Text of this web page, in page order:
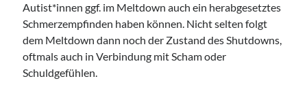
Autist*innen ggf. im Meltdown auch ein herabgesetztes
Schmerzempfinden haben können. Nicht selten folgt
dem Meltdown dann noch der Zustand des Shutdowns,
oftmals auch in Verbindung mit Scham oder
Schuldgefühlen.